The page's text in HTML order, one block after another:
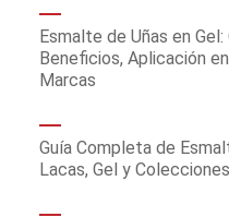
Esmalte de Uñas en
Beneficios, Aplicación
Marcas
Guía Completa de
Lacas, Gel y